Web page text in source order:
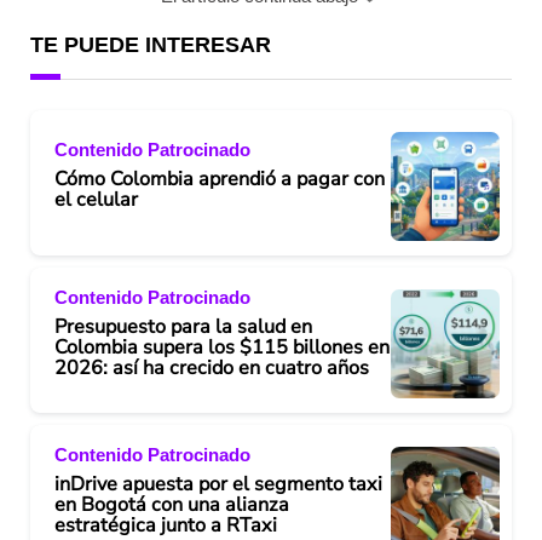
TE PUEDE INTERESAR
Contenido Patrocinado
Cómo Colombia aprendió a pagar con
el celular
Contenido Patrocinado
Presupuesto para la salud en
Colombia supera los $115 billones en
2026: así ha crecido en cuatro años
Contenido Patrocinado
inDrive apuesta por el segmento taxi
en Bogotá con una alianza
estratégica junto a RTaxi